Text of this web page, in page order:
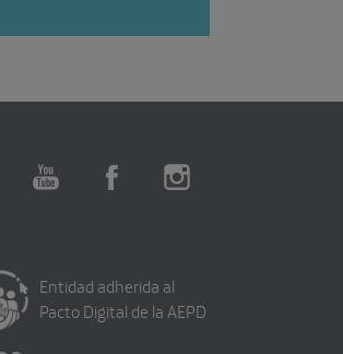
Entidad adherida al
Pacto Digital de la AEPD